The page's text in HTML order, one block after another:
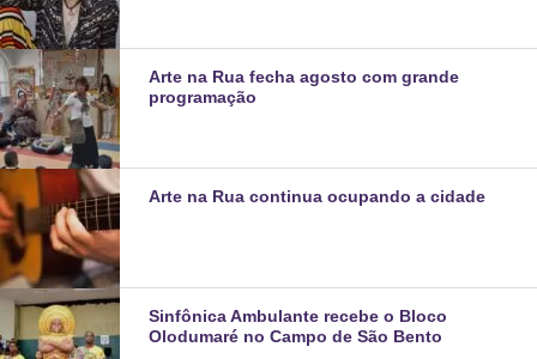
Arte na Rua fecha agosto com grande
programação
Arte na Rua continua ocupando a cidade
Sinfônica Ambulante recebe o Bloco
Olodumaré no Campo de São Bento